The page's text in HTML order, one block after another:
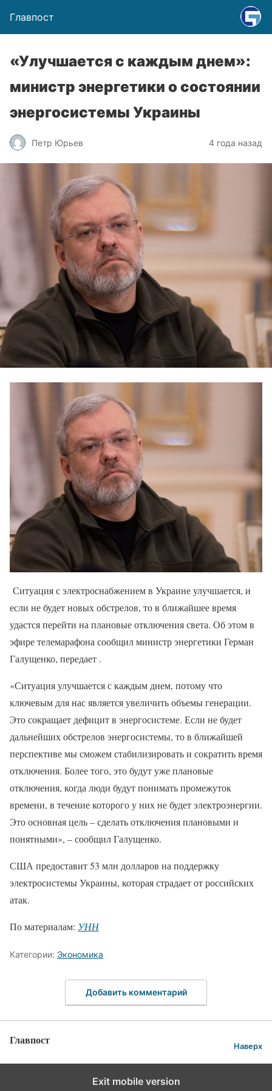
Главпост
«Улучшается с каждым днем»:
министр энергетики о состоянии
энергосистемы Украины
Петр Юрьев 4 года назад
Ситуация с электроснабжением в Украине улучшается, и
если не будет новых обстрелов, то в ближайшее время
удастся перейти на плановые отключения света. Об этом в
эфире телемарафона сообщил министр энергетики Герман
Галущенко, передает .
«Ситуация улучшается с каждым днем, потому что
ключевым для нас является увеличить объемы генерации.
Это сокращает дефицит в энергосистеме. Если не будет
дальнейших обстрелов энергосистемы, то в ближайшей
перспективе мы сможем стабилизировать и сократить время
отключения. Более того, это будут уже плановые
отключения, когда люди будут понимать промежуток
времени, в течение которого у них не будет электроэнергии.
Это основная цель – сделать отключения плановыми и
понятными», – сообщил Галущенко.
США предоставит 53 млн долларов на поддержку
электросистемы Украины, которая страдает от российских
атак.
По материалам: УНН
Категории: Экономика
Добавить комментарий
Главпост Наверх
Exit mobile version